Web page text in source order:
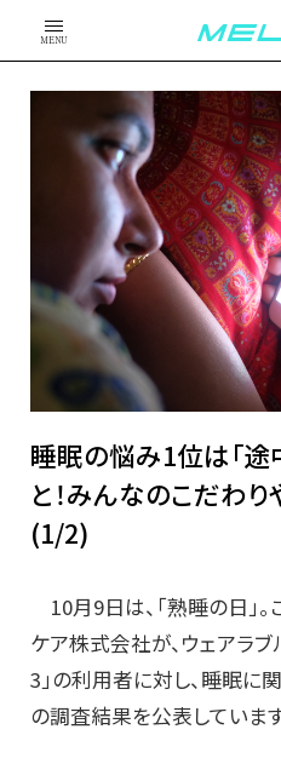
MENU
睡眠の悩み1位は「途
と！みんなのこだわ
(1/2)
10月9日は、「熟睡の日」
ケア株式会社が、ウェアラ
3」の利用者に対し、睡眠に
の調査結果を公表しています